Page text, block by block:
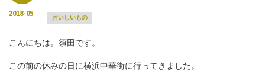
2018-05 おいしいもの
こんにちは。須田です。
この前の休みの日に横浜中華街に行ってきました。